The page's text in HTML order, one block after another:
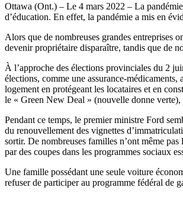
Ottawa (Ont.) – Le 4 mars 2022 – La
d’éducation. En effet, la pandémie a mis en
Alors que de nombreuses grandes entreprises
devenir propriétaire disparaître, tandis que de
À l’approche des élections provinciales du 2
élections, comme une assurance-
logement en protégeant les locataires et en
le « Green New Deal » (nouvelle donne
Pendant ce temps, le premier ministre Ford
du renouvellement des vignettes
sortir. De nombreuses familles n’ont même
par des coupes dans les programmes sociaux
Une famille possédant une seule voiture
refuser de participer au programme fédéral de